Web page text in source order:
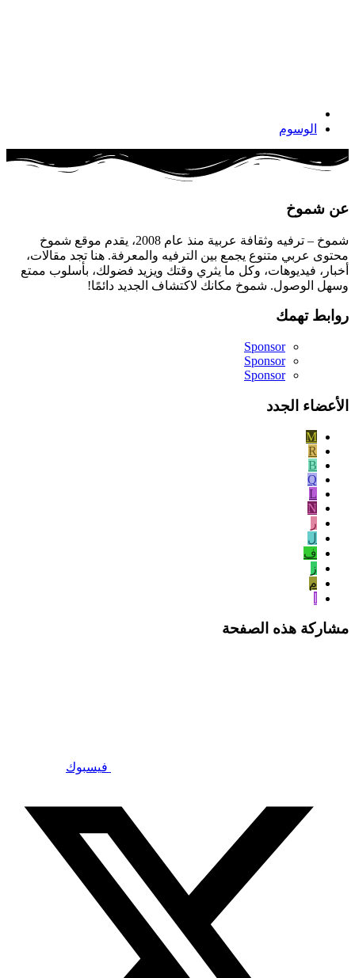
الوسوم
عن شموخ
شموخ – ترفيه وثقافة عربية منذ عام 2008، يقدم موقع شموخ
محتوى عربي متنوع يجمع بين الترفيه والمعرفة. هنا تجد مقالات،
أخبار، فيديوهات، وكل ما يثري وقتك ويزيد فضولك، بأسلوب ممتع
وسهل الوصول. شموخ مكانك لاكتشاف الجديد دائمًا!
روابط تهمك
Sponsor
Sponsor
Sponsor
الأعضاء الجدد
M
R
B
Q
L
N
ر
ل
ف
ز
م
مشاركة هذه الصفحة
فيسبوك